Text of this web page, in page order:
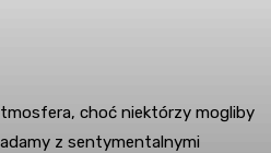
choć niektórzy mogliby
z sentymentalnymi